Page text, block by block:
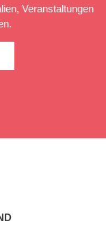
Veranstaltungen